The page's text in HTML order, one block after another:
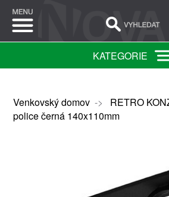
KATEGORIE
Venkovský domov-> RETRO
police černá 140x110mm